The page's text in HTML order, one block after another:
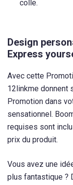
colle.
Design
Express
Avec cette
12linkme donnent
Promotion dans
sensationnel.
requises sont
prix du produit.
Vous avez une
plus fantastique ?